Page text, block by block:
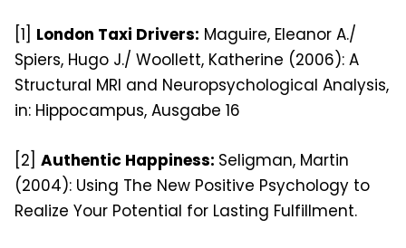
[1] London Taxi Drivers: Maguire, Eleanor A./
Spiers, Hugo J./ Woollett, Katherine (2006): A
Structural MRI and Neuropsychological Analysis,
in: Hippocampus, Ausgabe 16
[2] Authentic Happiness: Seligman, Martin
(2004): Using The New Positive Psychology to
Realize Your Potential for Lasting Fulfillment.